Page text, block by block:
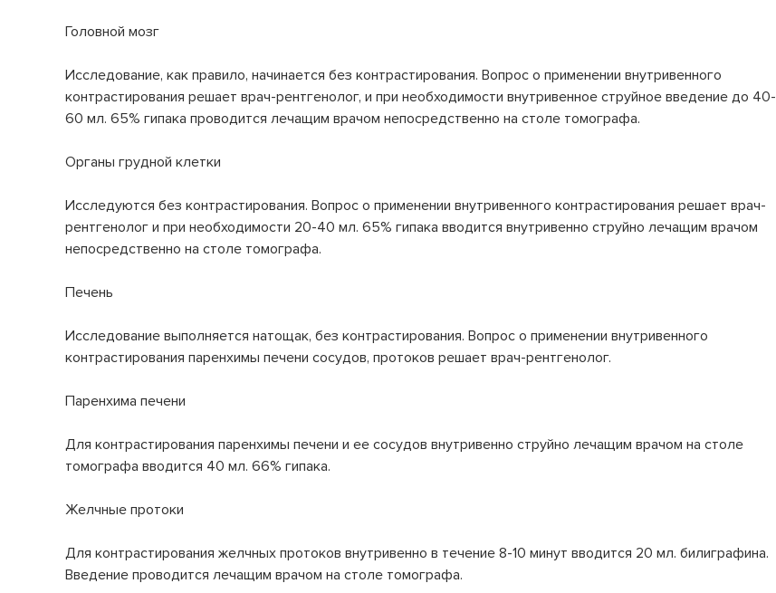
Головной мозг
Исследование, как правило, начинается без контрастирования. Вопрос о применении внутривенного
контрастирования решает врач-рентгенолог, и при необходимости внутривенное струйное введение до 40-
60 мл. 65% гипака проводится лечащим врачом непосредственно на столе томографа.
Органы грудной клетки
Исследуются без контрастирования. Вопрос о применении внутривенного контрастирования решает врач-
рентгенолог и при необходимости 20-40 мл. 65% гипака вводится внутривенно струйно лечащим врачом
непосредственно на столе томографа.
Печень
Исследование выполняется натощак, без контрастирования. Вопрос о применении внутривенного
контрастирования паренхимы печени сосудов, протоков решает врач-рентгенолог.
Паренхима печени
Для контрастирования паренхимы печени и ее сосудов внутривенно струйно лечащим врачом на столе
томографа вводится 40 мл. 66% гипака.
Желчные протоки
Для контрастирования желчных протоков внутривенно в течение 8-10 минут вводится 20 мл. билиграфина.
Введение проводится лечащим врачом на столе томографа.
Новости
Партнерам
Сервис и качество
Инфекционное отделение №5
Инфекционное отделение №6
Стационарное лечение инфекционных болезней
отделение
Эндоскопия
Отделение реанимации и интенсивной
Специалисты анестезиологи и реаниматологи
Патологоанатомическое отделение
Специалист патологоанатом
Микробиологические исследования
Клинико-диагностическая лаборатория
Инфекционное отделение №8
Правила внутреннего распорядка
Лекарственное обеспечение
Гарантии и права граждан на бесплатную
медицинскую помощь
исследованиям
Обратная связь
Перечень ЖНВЛ
Страховые медицинские организации
Как сообщить об отсутствии